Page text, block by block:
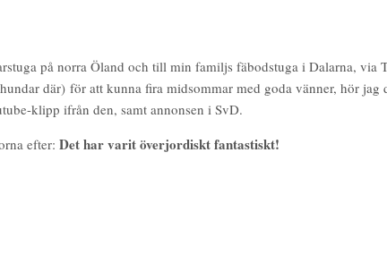
på norra Öland och till min familjs fäbodstuga i Dalarna, via
där) för att kunna fira midsommar med goda vänner, hör
klipp ifrån den, samt annonsen i SvD.
efter: Det har varit överjordiskt fantastiskt!